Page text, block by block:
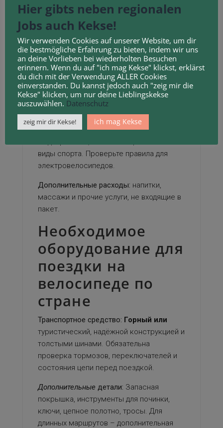
больших групп.
Трансферы. Встреча в аэропорту,
перемещение между начальными
локациями. Авиаперелёты – за ваш счёт.
Туры. Оплата доступа к
достопримечательностям, зелёным
зонам, дегустациям. Заложите бюджет на
Защита от рисков. Стандартная
виды спорта. Проверьте правила для
электровелосипедов.
Дополнительные расходы: напитки,
массажи и прочие услуги, не входящие в
пакет.
Необходимое
оборудование для
поездки на
велосипеде по
стране
Транспортное средство: Горный или
туристический, надёжной конструкцией и
толстыми шинами. Обязательна
проверка тормозов, переключателей и
состояния цепи перед поездкой.
Дополнительные детали: Запасная
покрышка, инструменты для починки,
ключи, цепное полотно, тросы. Для
длинных маршрутов – дополнительная
Hier gibts neben regionalen
Jobs auch Kekse!
Wir verwenden Cookies auf unserer Website, um dir
die bestmögliche Erfahrung zu bieten, indem wir uns
an deine Vorlieben bei wiederholten Besuchen
erinnern. Wenn du auf "ich mag Kekse" klickst, erklärst
du dich mit der Verwendung ALLER Cookies
einverstanden. Du kannst jedoch auch "zeig mir die
Kekse" klicken, um nur deine Lieblingskekse
auszuwählen. Datenschutz
zeig mir dir Kekse! ich mag Kekse